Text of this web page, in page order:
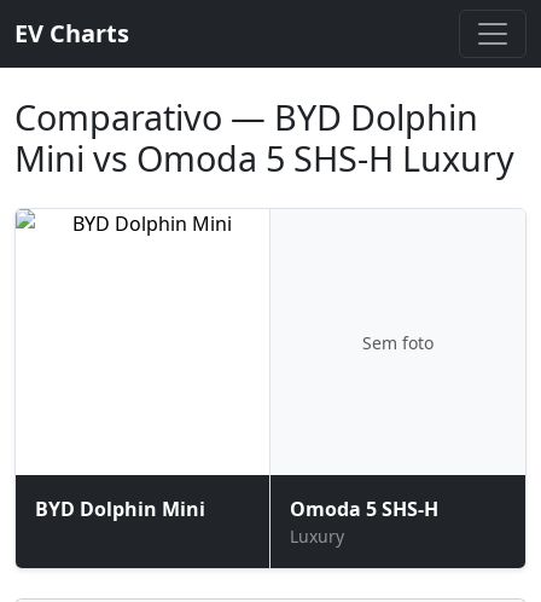
EV Charts
Comparativo — BYD Dolphin
Mini vs Omoda 5 SHS-H Luxury
BYD Dolphin Mini
Sem foto
Omoda 5 SHS-H
Luxury